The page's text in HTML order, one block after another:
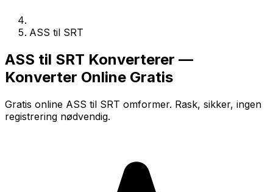
ASS til SRT
ASS til SRT Konverterer —
Konverter Online Gratis
Gratis online ASS til SRT omformer. Rask, sikker, ingen
registrering nødvendig.